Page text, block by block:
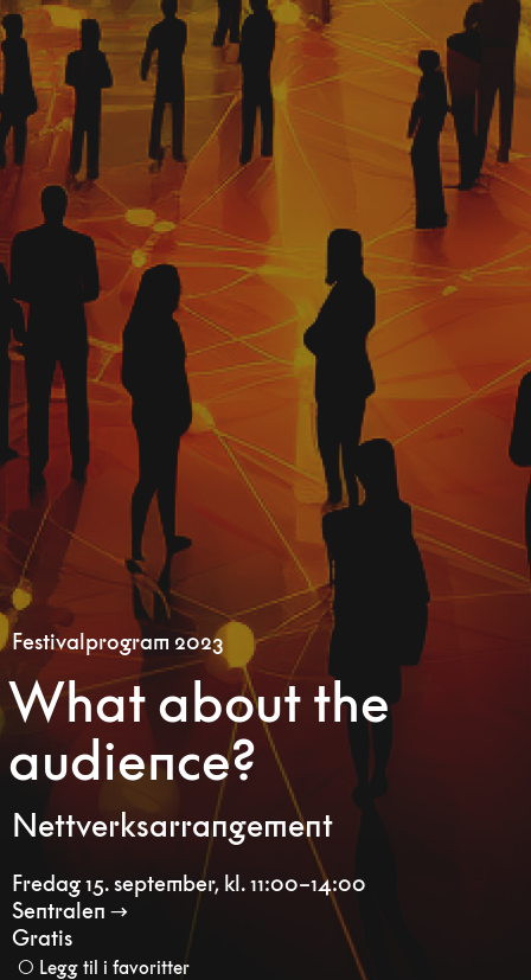
Festivalprogram 2023
What about the
audience?
Nettverksarrangement
Fredag 15. september, kl. 11:00–14:00
Sentralen
Gratis
Legg til i favoritter